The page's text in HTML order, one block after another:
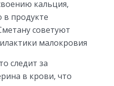
кальция,
в продукте
советуют
малокровия
следит за
в крови, что